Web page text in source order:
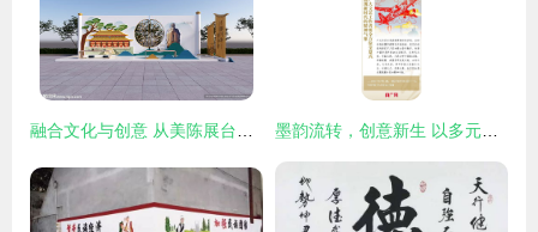
融合文化与创意 从美陈展台到室外广告的视觉叙事 墨韵流转，创意新生 以多元艺术活动传承文明，激发文化创造力